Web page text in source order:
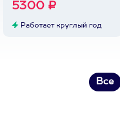
5300 ₽
Работает круглый год
Все